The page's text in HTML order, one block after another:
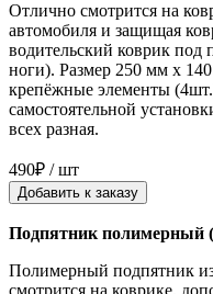
Отлично смотрится на
автомобиля и защищая
водительский коврик под
ноги). Размер 250 мм x
крепёжные элементы
самостоятельной
всех разная.
490₽ / шт
Добавить к заказу
Подпятник полимерный
Полимерный подпятник